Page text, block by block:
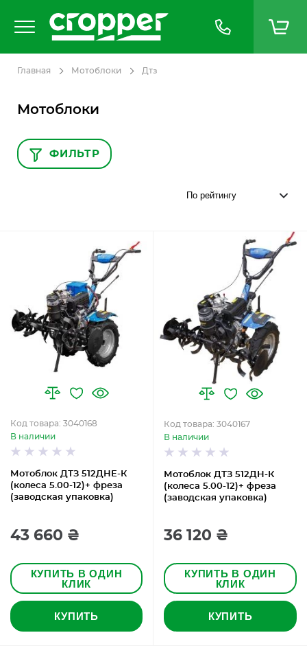
Главная Мотоблоки Дтз
Мотоблоки
Мотоблок ДТЗ 512ДНЕ-К
(колеса 5.00-12)+ фреза
(заводская упаковка)
Код товара: 3040168
В наличии
43 660 ₴
КУПИТЬ В ОДИН
КЛИК
КУПИТЬ
Мотоблок ДТЗ 512ДН-К
(колеса 5.00-12)+ фреза
(заводская упаковка)
Код товара: 3040167
В наличии
36 120 ₴
КУПИТЬ В ОДИН
КЛИК
КУПИТЬ
ФИЛЬТР